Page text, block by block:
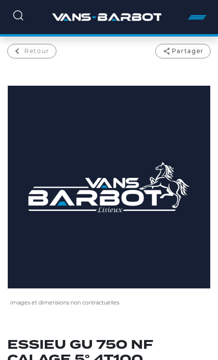
images et dimensions non contractuelles
ESSIEU GU 750 NF
Retour Partager